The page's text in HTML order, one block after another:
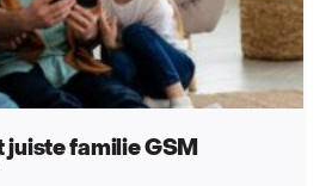
juiste familie GSM